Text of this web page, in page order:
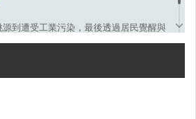
到遭受工業污染，最後透過居民覺醒與